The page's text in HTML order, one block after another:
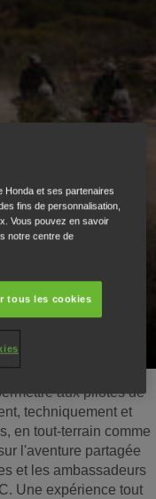
ROADS
aux pilotes de
techniquement et
en tout-terrain comme
l'aventure partagée
et les ambassadeurs
Une expérience tout
Honda et ses partenaires
fins de personnalisation,
Vous pouvez en savoir
notre centre de
tous les cookies